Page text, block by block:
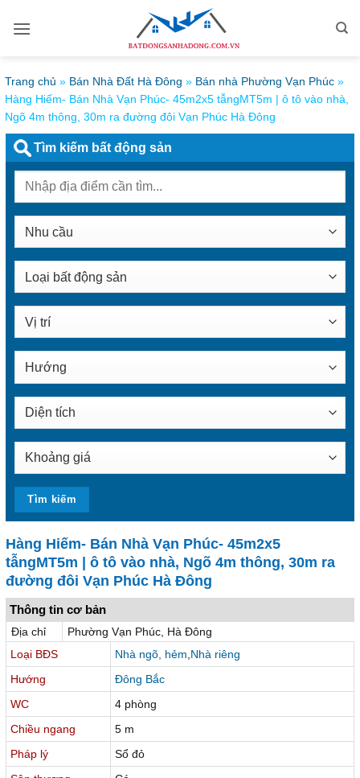
qua
Trang chủ » Bán Nhà Đất Hà Đông » Bán nhà Phường Vạn Phúc »
Hàng Hiếm- Bán Nhà Vạn Phúc- 45m2x5 tẫngMT5m | ô tô vào nhà,
Ngõ 4m thông, 30m ra đường đôi Vạn Phúc Hà Đông
Hàng Hiếm- Bán Nhà Vạn Phúc- 45m2x5
tẫngMT5m | ô tô vào nhà, Ngõ 4m thông, 30m ra
đường đôi Vạn Phúc Hà Đông
Thông tin cơ bản
Địa chỉ
Phường Vạn Phúc, Hà Đông
Loại BĐS
Nhà ngõ, hẻm Nhà riêng
Hướng
Đông Bắc
WC
4 phòng
Chiều ngang
5 m
Pháp lý
Sổ đỏ
Tìm kiếm bất động sản